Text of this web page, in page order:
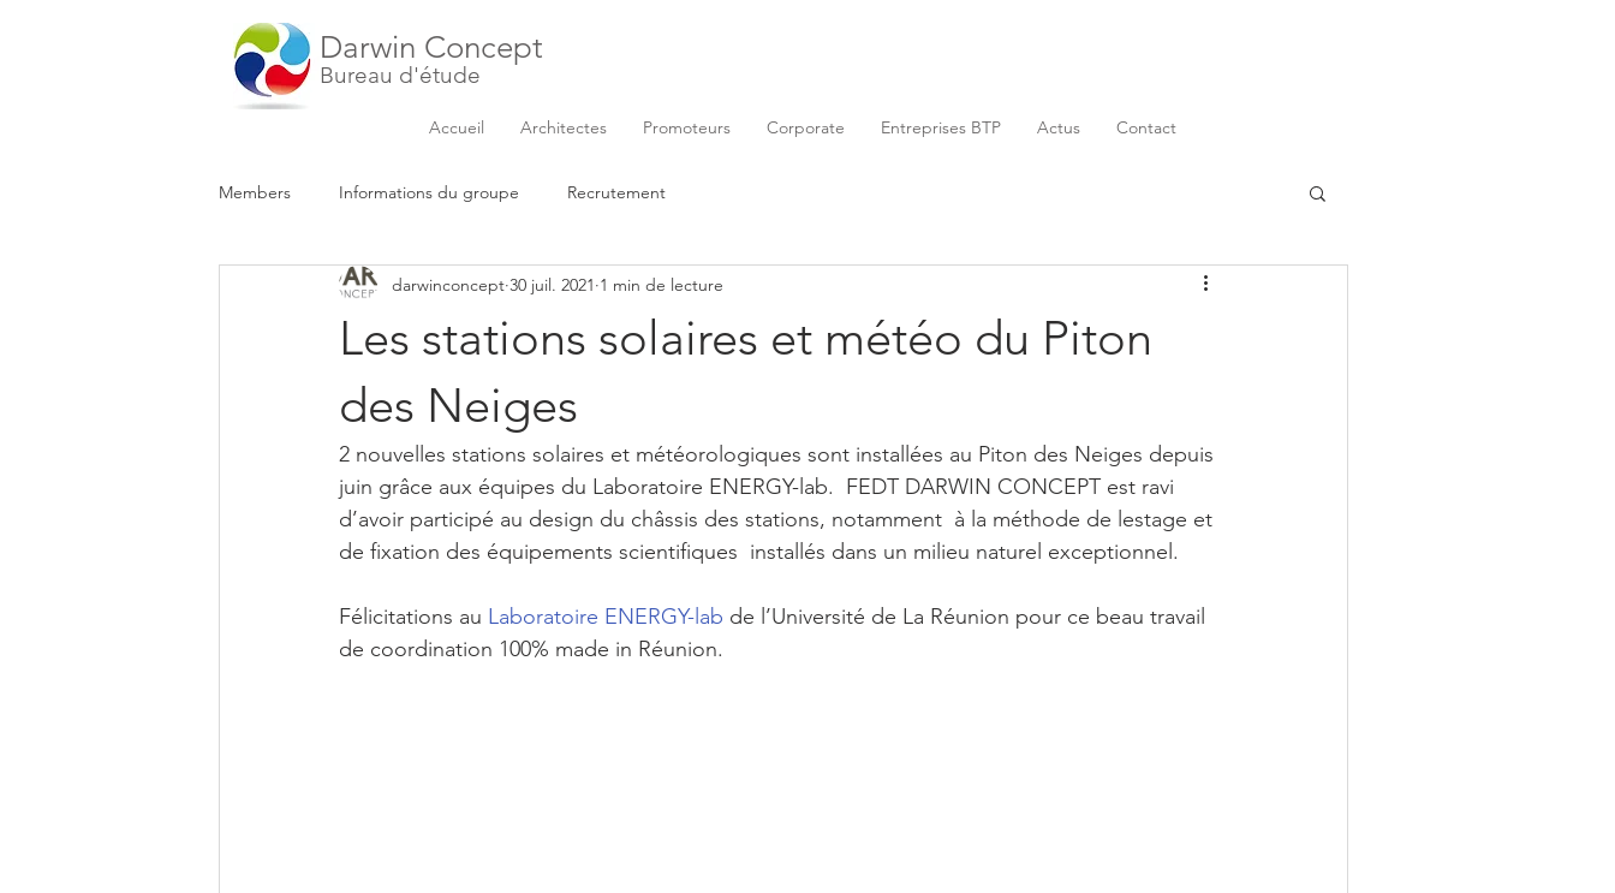
Darwin Concept
Bureau d'étude
Accueil Architectes Promoteurs Corporate Entreprises BTP Actus Contact
Members Informations du groupe Recrutement
Les stations solaires et météo du Piton
des Neiges
darwinconcept 30 juil. 2021 1 min de lecture
2 nouvelles stations solaires et météorologiques sont installées au Piton des Neiges depuis
juin grâce aux équipes du Laboratoire ENERGY-lab.  FEDT DARWIN CONCEPT est ravi
d’avoir participé au design du châssis des stations, notamment  à la méthode de lestage et
de fixation des équipements scientifiques  installés dans un milieu naturel exceptionnel.
Félicitations au Laboratoire ENERGY-lab de l’Université de La Réunion pour ce beau travail
de coordination 100% made in Réunion.